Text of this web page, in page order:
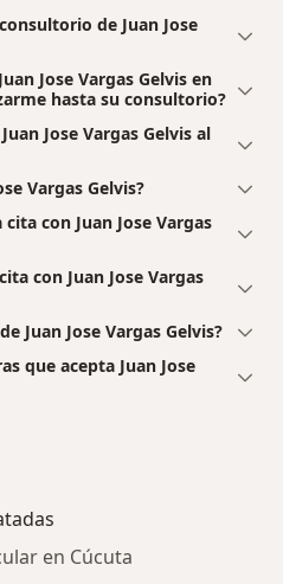
de Juan Jose
Jose Vargas Gelvis en
hasta su consultorio?
Jose Vargas Gelvis al
Vargas Gelvis?
con Juan Jose Vargas
con Juan Jose Vargas
Juan Jose Vargas Gelvis?
que acepta Juan Jose
en Cúcuta